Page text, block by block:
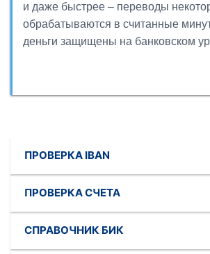
и даже быстрее – переводы
обрабатываются в считанные
деньги защищены на банковском
ПРОВЕРКА IBAN
ПРОВЕРКА СЧЕТА
СПРАВОЧНИК БИК